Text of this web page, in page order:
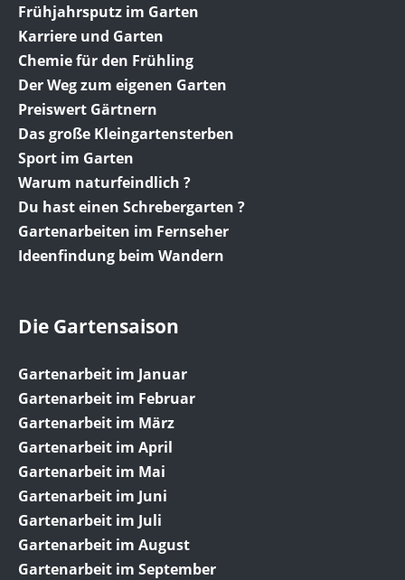
Frühjahrsputz im Garten
Karriere und Garten
Chemie für den Frühling
Der Weg zum eigenen Garten
Preiswert Gärtnern
Das große Kleingartensterben
Sport im Garten
Warum naturfeindlich ?
Du hast einen Schrebergarten ?
Gartenarbeiten im Fernseher
Ideenfindung beim Wandern
Die Gartensaison
Gartenarbeit im Januar
Gartenarbeit im Februar
Gartenarbeit im März
Gartenarbeit im April
Gartenarbeit im Mai
Gartenarbeit im Juni
Gartenarbeit im Juli
Gartenarbeit im August
Gartenarbeit im September